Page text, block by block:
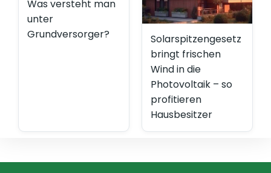
Was versteht man
unter
Grundversorger?
Solarspitzengesetz
bringt frischen
Wind in die
Photovoltaik – so
profitieren
Hausbesitzer